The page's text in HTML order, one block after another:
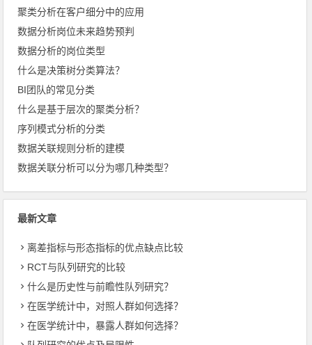
聚类分析在客户细分中的应用
数据分析岗位未来趋势预判
数据分析的岗位类型
什么是决策树分类算法？
BI团队的常见分类
什么是基于层次的聚类分析？
序列模式分析的分类
数据关联规则分析的建模
数据关联分析可以分为哪几种类型？
最新文章
离差指标与形态指标的优点缺点比较
RCT与队列研究的比较
什么是历史性与前瞻性队列研究？
在医学统计中，对照人群如何选择？
在医学统计中，暴露人群如何选择？